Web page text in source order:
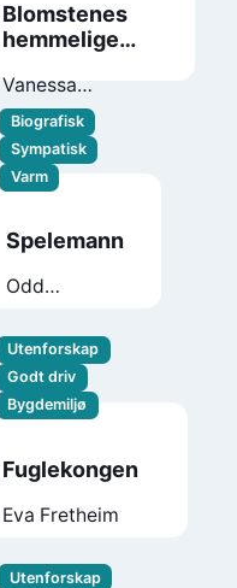
Blomstenes
hemmelige
Vanessa
Diffenbaugh
Biografisk
Sympatisk
Varm
Spelemann
Odd
Utenforskap
Godt driv
Bygdemiljø
Fuglekongen
Eva Fretheim
Utenforskap